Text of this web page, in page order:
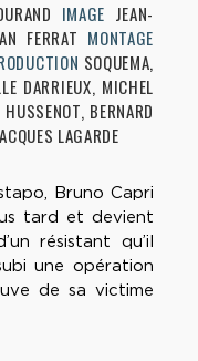
IMAGE JEAN-
FERRAT MONTAGE
SOQUEMA,
DARRIEUX, MICHEL
BERNARD
LAGARDE
Bruno Capri
tard et devient
résistant qu’il
une opération
de sa victime